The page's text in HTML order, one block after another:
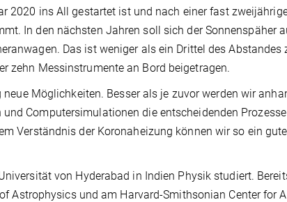
2020 ins All gestartet ist und nach einer fast
In den nächsten Jahren soll sich der Sonnenspäher
Das ist weniger als ein Drittel des Abstandes
zehn Messinstrumente an Bord beigetragen.
Möglichkeiten. Besser als je zuvor werden wir
Computersimulationen die entscheidenden
Verständnis der Koronaheizung können wir so ein
von Hyderabad in Indien Physik studiert.
Astrophysics und am Harvard-Smithsonian Center for